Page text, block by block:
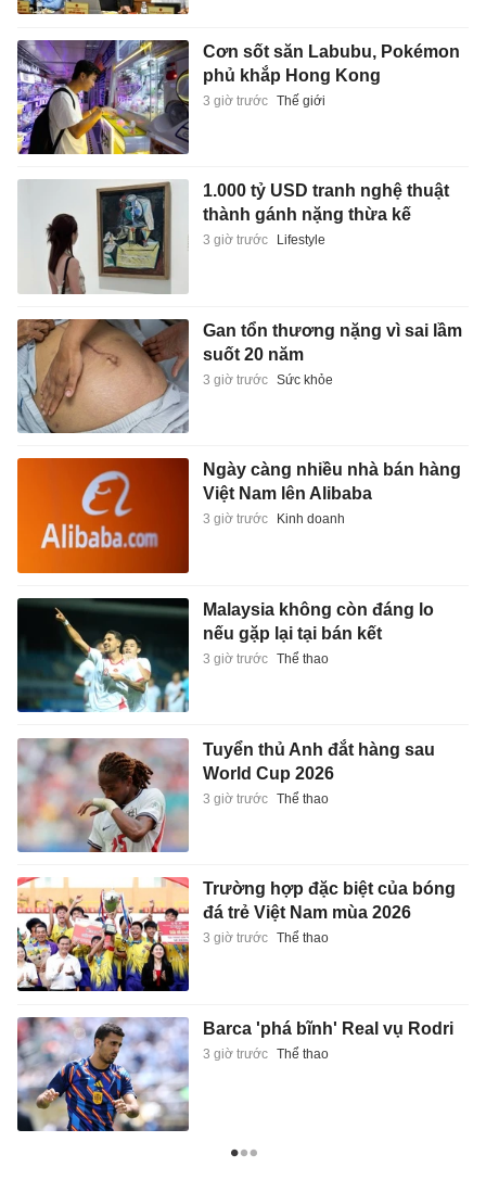
Cơn sốt săn Labubu, Pokémon
phủ khắp Hong Kong
3 giờ trước Thế giới
1.000 tỷ USD tranh nghệ thuật
thành gánh nặng thừa kế
3 giờ trước Lifestyle
Gan tổn thương nặng vì sai lầm
suốt 20 năm
3 giờ trước Sức khỏe
Ngày càng nhiều nhà bán hàng
Việt Nam lên Alibaba
3 giờ trước Kinh doanh
Malaysia không còn đáng lo
nếu gặp lại tại bán kết
3 giờ trước Thể thao
Tuyển thủ Anh đắt hàng sau
World Cup 2026
3 giờ trước Thể thao
Trường hợp đặc biệt của bóng
đá trẻ Việt Nam mùa 2026
3 giờ trước Thể thao
Barca 'phá bĩnh' Real vụ Rodri
3 giờ trước Thể thao